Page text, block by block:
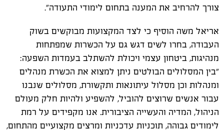
צורך להרחיב את המענה בתחום לימודי התעודה".
אריאל משה הוסיף כי לצד המקצועות מבוקשים בשוק
העבודה, בחרו לשים דגש גם על הכשרות שמפתחות
מנהיגות, ביטחון עצמי ויכולת להשתלב בעמדות השפעה:
"בין המסלולים הבולטים ניתן למצוא את הכשרת מנהלים
ומנהלות וכן מסלול עיתונאות ותקשורת, מסלולים שנבנו
עבור אנשים שרוצים להוביל, להשפיע ולהיות חלק מעולם
הניהול, המדיה והעשייה הציבורית. אנו מקפידים על רמת
לימודים גבוהה, תוכניות עדכניות ומרצים מקצועיים מהתחום,